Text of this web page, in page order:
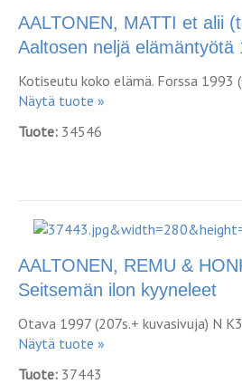
AALTONEN, MATTI et alii
Aaltosen neljä elämäntyötä
Kotiseutu koko elämä. Forssa 1993
Näytä tuote »
Tuote: 34546
AALTONEN, REMU &
Seitsemän ilon kyyneleet
Otava 1997 (207s.+ kuvasivuja) N K3
Näytä tuote »
Tuote: 37443